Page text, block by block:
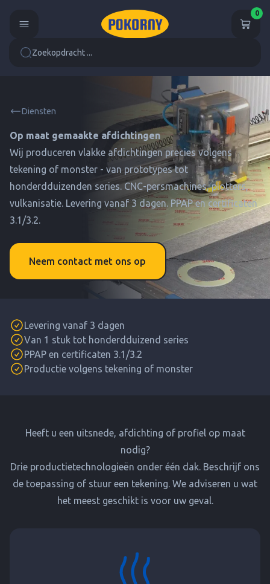
Zoekopdracht ...
0
Diensten
Op maat gemaakte afdichtingen
Wij produceren vlakke afdichtingen precies volgens
tekening of monster - van prototypes tot
honderdduizenden series. CNC-persmachines, plotters,
vulkanisatie. Levering vanaf 3 dagen. PPAP en certificaten
3.1/3.2.
Neem contact met ons op
Levering vanaf 3 dagen
Van 1 stuk tot honderdduizend series
PPAP en certificaten 3.1/3.2
Productie volgens tekening of monster
Heeft u een uitsnede, afdichting of profiel op maat
nodig?
Drie productietechnologieën onder één dak. Beschrijf ons
de toepassing of stuur een tekening. We adviseren u wat
het meest geschikt is voor uw geval.